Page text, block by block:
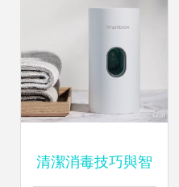
清潔消毒技巧與智